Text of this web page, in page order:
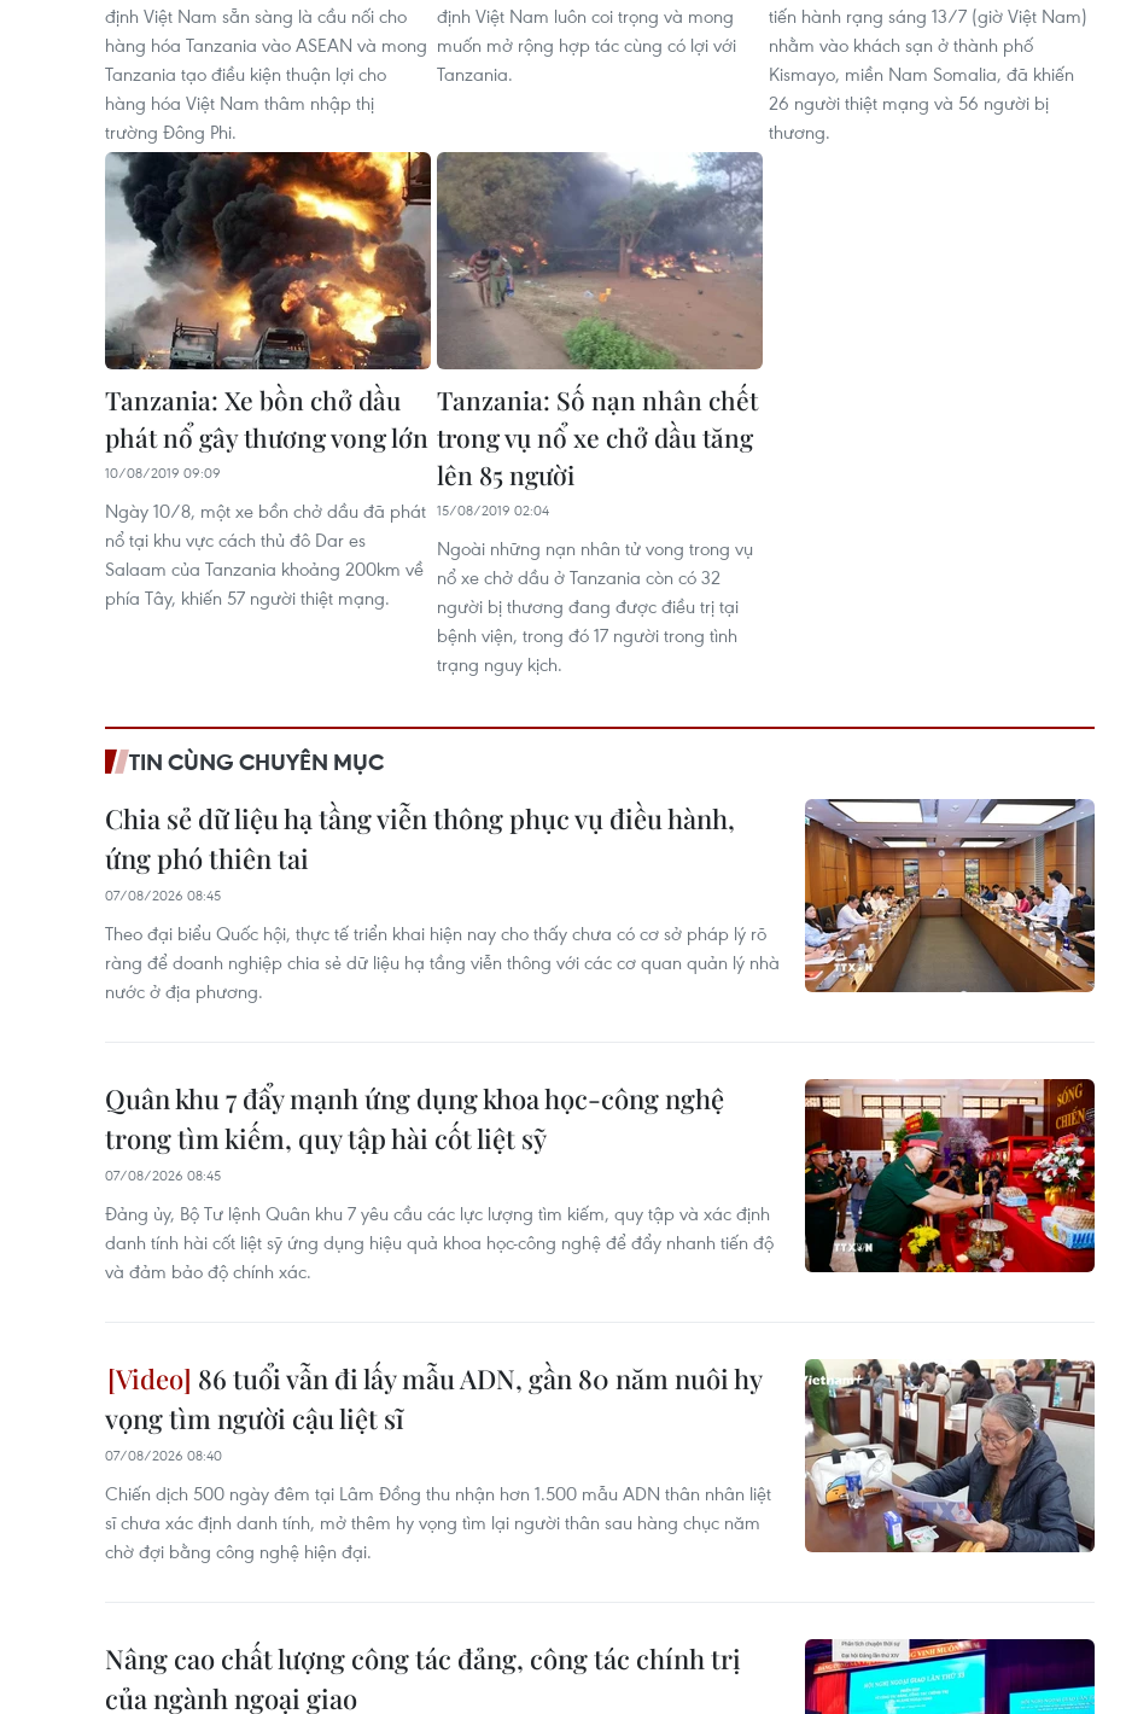
định Việt Nam sẵn sàng là cầu nối cho
hàng hóa Tanzania vào ASEAN và mong
Tanzania tạo điều kiện thuận lợi cho
hàng hóa Việt Nam thâm nhập thị
trường Đông Phi.
định Việt Nam luôn coi trọng và mong
muốn mở rộng hợp tác cùng có lợi với
Tanzania.
tiến hành rạng sáng 13/7 (giờ Việt Nam)
nhằm vào khách sạn ở thành phố
Kismayo, miền Nam Somalia, đã khiến
26 người thiệt mạng và 56 người bị
thương.
Tanzania: Xe bồn chở dầu
phát nổ gây thương vong lớn
10/08/2019 09:09
Ngày 10/8, một xe bồn chở dầu đã phát
nổ tại khu vực cách thủ đô Dar es
Salaam của Tanzania khoảng 200km về
phía Tây, khiến 57 người thiệt mạng.
Tanzania: Số nạn nhân chết
trong vụ nổ xe chở dầu tăng
lên 85 người
15/08/2019 02:04
Ngoài những nạn nhân tử vong trong vụ
nổ xe chở dầu ở Tanzania còn có 32
người bị thương đang được điều trị tại
bệnh viện, trong đó 17 người trong tình
trạng nguy kịch.
TIN CÙNG CHUYÊN MỤC
Chia sẻ dữ liệu hạ tầng viễn thông phục vụ điều hành,
ứng phó thiên tai
07/08/2026 08:45
Theo đại biểu Quốc hội, thực tế triển khai hiện nay cho thấy chưa có cơ sở pháp lý rõ
ràng để doanh nghiệp chia sẻ dữ liệu hạ tầng viễn thông với các cơ quan quản lý nhà
nước ở địa phương.
Quân khu 7 đẩy mạnh ứng dụng khoa học-công nghệ
trong tìm kiếm, quy tập hài cốt liệt sỹ
07/08/2026 08:45
Đảng ủy, Bộ Tư lệnh Quân khu 7 yêu cầu các lực lượng tìm kiếm, quy tập và xác định
danh tính hài cốt liệt sỹ ứng dụng hiệu quả khoa học-công nghệ để đẩy nhanh tiến độ
và đảm bảo độ chính xác.
86 tuổi vẫn đi lấy mẫu ADN, gần 80 năm nuôi hy
vọng tìm người cậu liệt sĩ
07/08/2026 08:40
Chiến dịch 500 ngày đêm tại Lâm Đồng thu nhận hơn 1.500 mẫu ADN thân nhân liệt
sĩ chưa xác định danh tính, mở thêm hy vọng tìm lại người thân sau hàng chục năm
chờ đợi bằng công nghệ hiện đại.
Nâng cao chất lượng công tác đảng, công tác chính trị
của ngành ngoại giao